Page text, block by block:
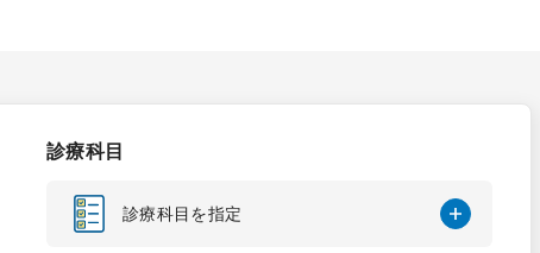
診療科目
診療科目を指定